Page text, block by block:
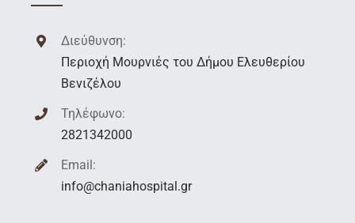
Διεύθυνση:
Περιοχή Μουρνιές του Δήμου Ελευθερίου
Βενιζέλου
Τηλέφωνο:
2821342000
Email:
info@chaniahospital.gr